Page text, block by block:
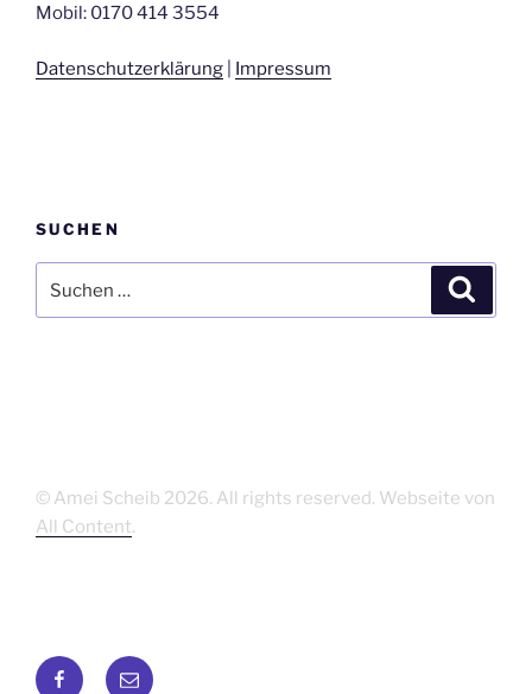
Mobil: 0170 414 3554
Datenschutzerklärung Impressum
SUCHEN
nach:
© Amei Scheib 2026. All rights reserved. Webseite von
All Content.
Facebook
E-